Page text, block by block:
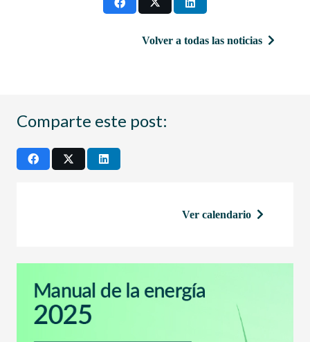
Volver a todas las noticias
Comparte este post:
Ver calendario